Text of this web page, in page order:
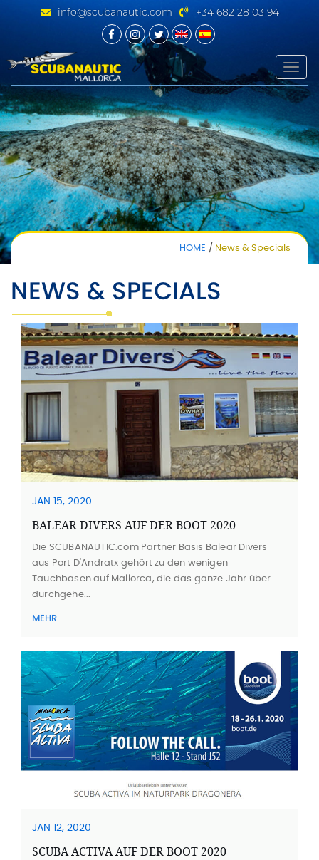
info@scubanautic.com +34 682 28 03 94
Toggle
HOME News & Specials
NEWS & SPECIALS
JAN 15, 2020
BALEAR DIVERS AUF DER BOOT 2020
Die SCUBANAUTIC.com Partner Basis Balear Divers
aus Port D'Andratx gehört zu den wenigen
Tauchbasen auf Mallorca, die das ganze Jahr über
durchgehe...
MEHR
JAN 12, 2020
SCUBA ACTIVA AUF DER BOOT 2020